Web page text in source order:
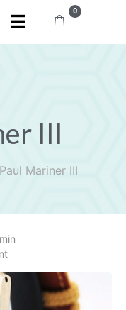
0
III
Paul Mariner III